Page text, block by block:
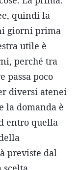
quindi la
giorni prima
utile è
perché tra
passa poco
diversi atenei
la domanda è
entro quella
previste dal